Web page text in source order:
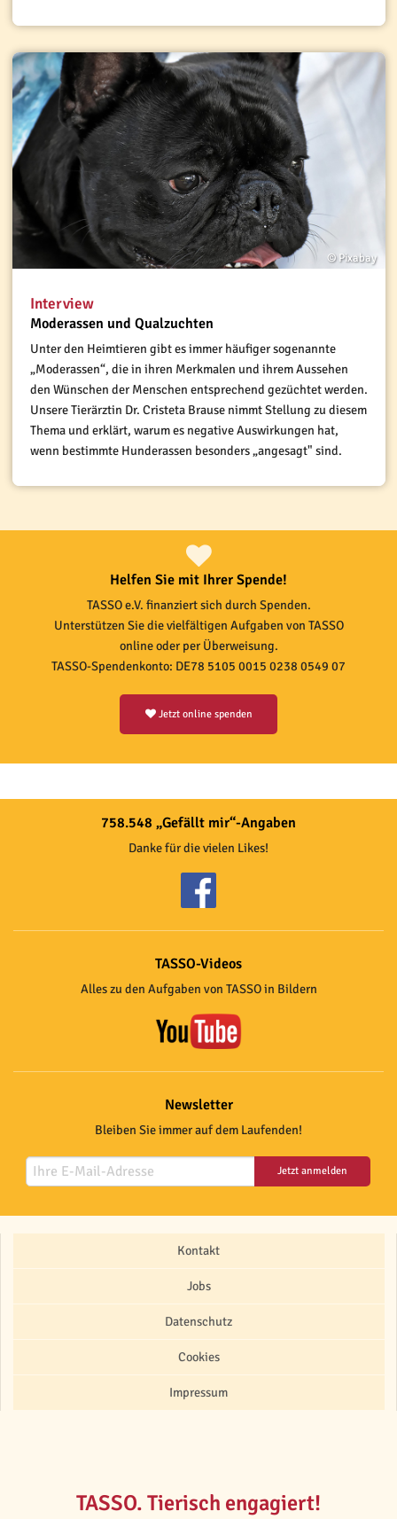
© Pixabay
Interview
Moderassen und Qualzuchten
Unter den Heimtieren gibt es immer häufiger sogenannte
„Moderassen“, die in ihren Merkmalen und ihrem Aussehen
den Wünschen der Menschen entsprechend gezüchtet werden.
Unsere Tierärztin Dr. Cristeta Brause nimmt Stellung zu diesem
Thema und erklärt, warum es negative Auswirkungen hat,
wenn bestimmte Hunderassen besonders „angesagt" sind.
Helfen Sie mit Ihrer Spende!
TASSO e.V. finanziert sich durch Spenden.
Unterstützen Sie die vielfältigen Aufgaben von TASSO
online oder per Überweisung.
TASSO-Spendenkonto: DE78 5105 0015 0238 0549 07
Jetzt online spenden
758.548 „Gefällt mir“-Angaben
Danke für die vielen Likes!
TASSO-Videos
Alles zu den Aufgaben von TASSO in Bildern
Newsletter
Bleiben Sie immer auf dem Laufenden!
Jetzt anmelden
Kontakt
Jobs
Datenschutz
Cookies
Impressum
TASSO. Tierisch engagiert!